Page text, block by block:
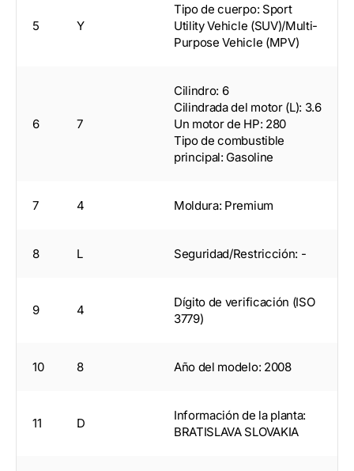
5 Y
Tipo de cuerpo: Sport
Utility Vehicle (SUV)/Multi-
Purpose Vehicle (MPV)
6 7
Cilindro: 6
Cilindrada del motor (L): 3.6
Un motor de HP: 280
Tipo de combustible
principal: Gasoline
7 4 Moldura: Premium
8 L Seguridad/Restricción: -
9 4
Dígito de verificación (ISO
3779)
10 8 Año del modelo: 2008
11 D
Información de la planta:
BRATISLAVA SLOVAKIA